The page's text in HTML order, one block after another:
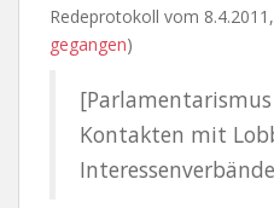
Redeprotokoll vom
gegangen)
Kontakten mit